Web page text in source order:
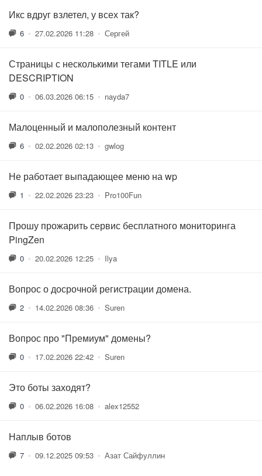
Икс вдруг взлетел, у всех так?
6 • 27.02.2026 11:28 • Сергей
Страницы с несколькими тегами TITLE или
DESCRIPTION
0 • 06.03.2026 06:15 • nayda7
Малоценный и малополезный контент
6 • 02.02.2026 02:13 • gwlog
Не работает выпадающее меню на wp
1 • 22.02.2026 23:23 • Pro100Fun
Прошу прожарить сервис бесплатного мониторинга
PingZen
0 • 20.02.2026 12:25 • Ilya
Вопрос о досрочной регистрации домена.
2 • 14.02.2026 08:36 • Suren
Вопрос про "Премиум" домены?
0 • 17.02.2026 22:42 • Suren
Это боты заходят?
0 • 06.02.2026 16:08 • alex12552
Наплыв ботов
7 • 09.12.2025 09:53 • Азат Сайфуллин